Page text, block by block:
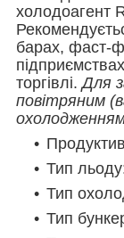
холодоагент
барах, фаст-
торгівлі. Для
повітряним
Тип
Тип
Тип